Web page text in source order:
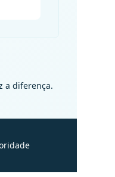
a diferença.